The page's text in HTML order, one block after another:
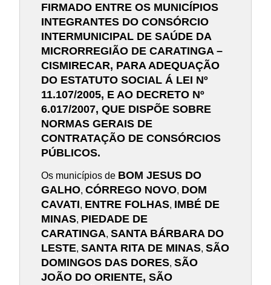
FIRMADO ENTRE OS MUNICÍPIOS
INTEGRANTES DO CONSÓRCIO
INTERMUNICIPAL DE SAÚDE DA
MICRORREGIÃO DE CARATINGA –
CISMIRECAR, PARA ADEQUAÇÃO
DO ESTATUTO SOCIAL Á LEI Nº
11.107/2005, E AO DECRETO Nº
6.017/2007, QUE DISPÕE SOBRE
NORMAS GERAIS DE
CONTRATAÇÃO DE CONSÓRCIOS
PÚBLICOS.
Os municípios de BOM JESUS DO
GALHO,CÓRREGO NOVO, DOM
CAVATI, ENTRE FOLHAS, IMBÉ DE
MINAS, PIEDADE DE
CARATINGA,SANTA BÁRBARA DO
LESTE,SANTA RITA DE MINAS,SÃO
DOMINGOS DAS DORES,SÃO
JOÃO DO ORIENTE, SÃO